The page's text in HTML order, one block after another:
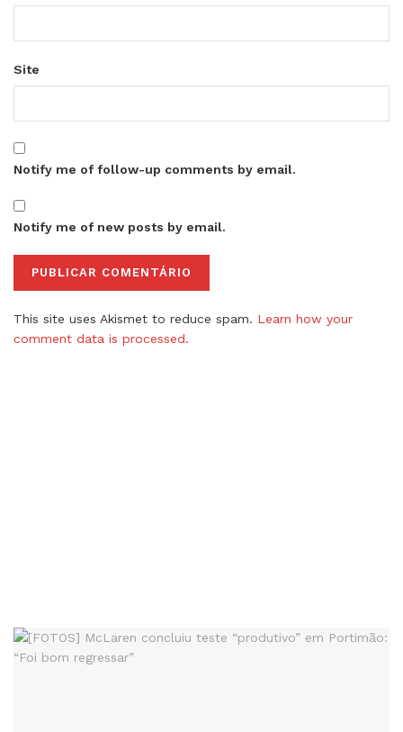
Site
Notify me of follow-up comments by email.
Notify me of new posts by email.
This site uses Akismet to reduce spam. Learn how your
comment data is processed.